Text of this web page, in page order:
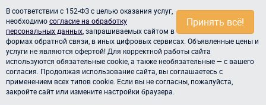
Принять всё!
В соответствии с 152-ФЗ с целью оказания услуг,
необходимосогласие на обработку
персональных данных , запрашиваемых сайтом в
формах обратной связи, в иных цифровых сервисах. Объявленные цены и
услуги не являются офертой! Для корректной работы сайта
используются обязательные cookie, а также необязательные — с вашего
согласия. Продолжая использование сайта, вы соглашаетесь с
применением всех типов cookie. Если вы не согласны, пожалуйста,
закройте сайт или измените настройки браузера.